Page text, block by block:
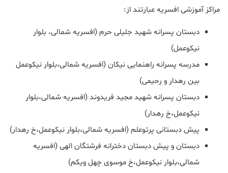
مراکز آموزشی افسریه عبارتند از:
دبستان پسرانه شهید جلیلی حرم (افسریه شمالی، بلوار
نیکوعمل)
مدرسه پسرانه راهنمایی نیکان (افسریه شمالی،بلوار نیکوعمل
بین رهدار و رحیمی)
دبستان پسرانه شهید مجید فریدوند (افسریه شمالی،بلوار
نیکوعمل،خ رهدار)
پیش دبستانی پرتوعلم (افسریه شمالی،بلوار نیکوعمل،خ رهدار)
دبستان و پیش دبستان دخترانه فرشتگان الهی (افسریه
شمالی،بلوار نیکوعمل،خ موسوی چهل ویکم)